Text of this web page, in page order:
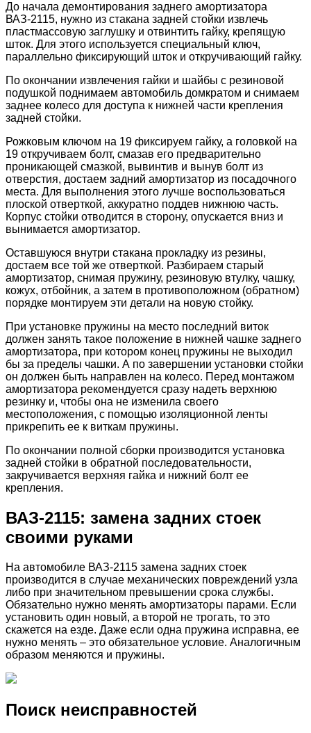
До начала демонтирования заднего амортизатора
ВАЗ-2115, нужно из стакана задней стойки извлечь
пластмассовую заглушку и отвинтить гайку, крепящую
шток. Для этого используется специальный ключ,
параллельно фиксирующий шток и откручивающий гайку.
По окончании извлечения гайки и шайбы с резиновой
подушкой поднимаем автомобиль домкратом и снимаем
заднее колесо для доступа к нижней части крепления
задней стойки.
Рожковым ключом на 19 фиксируем гайку, а головкой на
19 откручиваем болт, смазав его предварительно
проникающей смазкой, вывинтив и вынув болт из
отверстия, достаем задний амортизатор из посадочного
места. Для выполнения этого лучше воспользоваться
плоской отверткой, аккуратно поддев нижнюю часть.
Корпус стойки отводится в сторону, опускается вниз и
вынимается амортизатор.
Оставшуюся внутри стакана прокладку из резины,
достаем все той же отверткой. Разбираем старый
амортизатор, снимая пружину, резиновую втулку, чашку,
кожух, отбойник, а затем в противоположном (обратном)
порядке монтируем эти детали на новую стойку.
При установке пружины на место последний виток
должен занять такое положение в нижней чашке заднего
амортизатора, при котором конец пружины не выходил
бы за пределы чашки. А по завершении установки стойки
он должен быть направлен на колесо. Перед монтажом
амортизатора рекомендуется сразу надеть верхнюю
резинку и, чтобы она не изменила своего
местоположения, с помощью изоляционной ленты
прикрепить ее к виткам пружины.
По окончании полной сборки производится установка
задней стойки в обратной последовательности,
закручивается верхняя гайка и нижний болт ее
крепления.
ВАЗ-2115: замена задних стоек
своими руками
На автомобиле ВАЗ-2115 замена задних стоек
производится в случае механических повреждений узла
либо при значительном превышении срока службы.
Обязательно нужно менять амортизаторы парами. Если
установить один новый, а второй не трогать, то это
скажется на езде. Даже если одна пружина исправна, ее
нужно менять – это обязательное условие. Аналогичным
образом меняются и пружины.
Поиск неисправностей